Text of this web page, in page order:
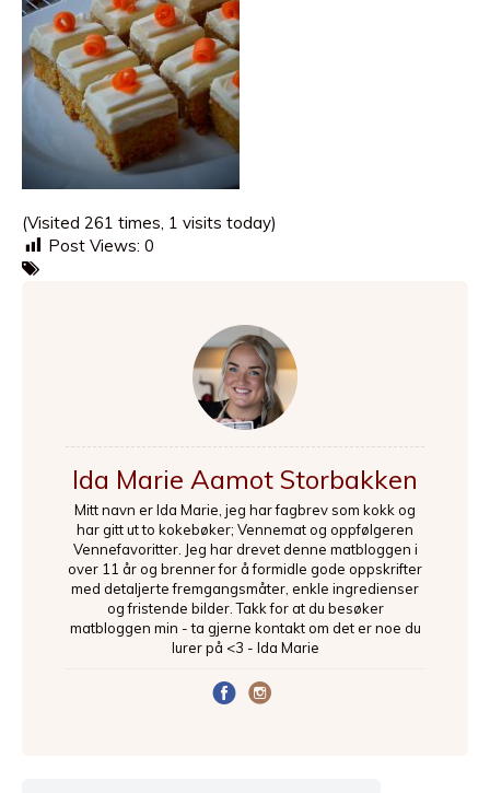
(Visited 261 times, 1 visits today)
Post Views: 0
Ida Marie Aamot Storbakken
Mitt navn er Ida Marie, jeg har fagbrev som kokk og
har gitt ut to kokebøker; Vennemat og oppfølgeren
Vennefavoritter. Jeg har drevet denne matbloggen i
over 11 år og brenner for å formidle gode oppskrifter
med detaljerte fremgangsmåter, enkle ingredienser
og fristende bilder. Takk for at du besøker
matbloggen min - ta gjerne kontakt om det er noe du
lurer på <3 - Ida Marie